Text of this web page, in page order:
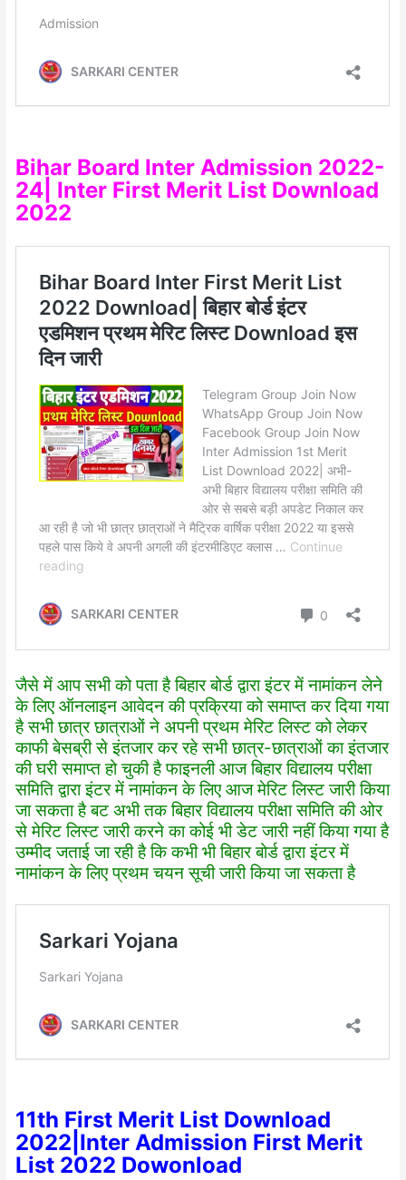
Bihar Board Inter Admission 2022-
24| Inter First Merit List Download
2022
जैसे में आप सभी को पता है बिहार बोर्ड द्वारा इंटर में नामांकन लेने
के लिए ऑनलाइन आवेदन की प्रक्रिया को समाप्त कर दिया गया
है सभी छात्र छात्राओं ने अपनी प्रथम मेरिट लिस्ट को लेकर
काफी बेसब्री से इंतजार कर रहे सभी छात्र-छात्राओं का इंतजार
की घरी समाप्त हो चुकी है फाइनली आज बिहार विद्यालय परीक्षा
समिति द्वारा इंटर में नामांकन के लिए आज मेरिट लिस्ट जारी किया
जा सकता है बट अभी तक बिहार विद्यालय परीक्षा समिति की ओर
से मेरिट लिस्ट जारी करने का कोई भी डेट जारी नहीं किया गया है
उम्मीद जताई जा रही है कि कभी भी बिहार बोर्ड द्वारा इंटर में
नामांकन के लिए प्रथम चयन सूची जारी किया जा सकता है
11th First Merit List Download
2022|Inter Admission First Merit
List 2022 Dowonload